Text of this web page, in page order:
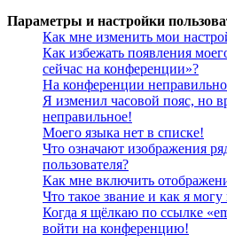
Параметры и настройки
Как мне изменить мои
Как избежать появления
сейчас на конференции»?
На конференции
Я изменил часовой пояс, но
неправильное!
Моего языка нет в списке!
Что означают изображения
пользователя?
Как мне включить
Что такое звание и как я могу
Когда я щёлкаю по ссылке
войти на конференцию!